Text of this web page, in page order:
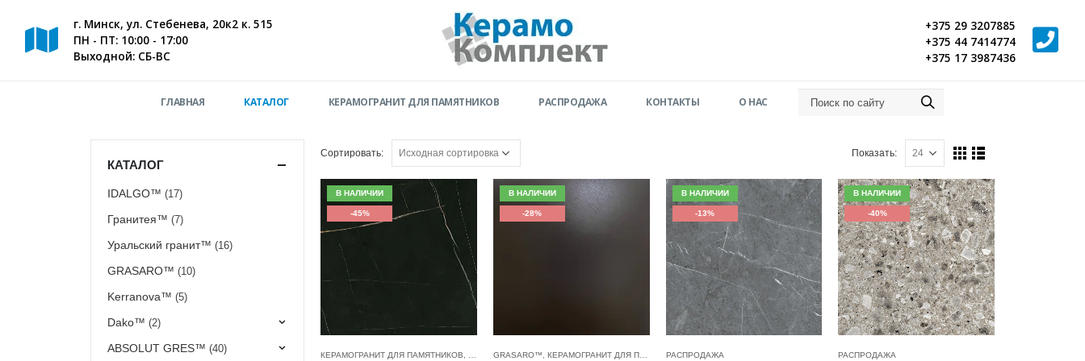
г. Минск, ул. Стебенева, 20к2 к. 515
ПН - ПТ: 10:00 - 17:00
Выходной: СБ-ВС
+375 29 3207885
+375 44 7414774
+375 17 3987436
ГЛАВНАЯ КАТАЛОГ КЕРАМОГРАНИТ ДЛЯ ПАМЯТНИКОВ РАСПРОДАЖА КОНТАКТЫ О НАС
Сортировать: Показать:
В НАЛИЧИИ
-45%
КЕРАМОГРАНИТ ДЛЯ ПАМЯТНИКОВ РАСПРОДАЖА
В НАЛИЧИИ
-28%
GRASARO™ КЕРАМОГРАНИТ ДЛЯ ПАМЯТНИКОВ ,РАСПРОДАЖА
В НАЛИЧИИ
-13%
РАСПРОДАЖА
В НАЛИЧИИ
-40%
РАСПРОДАЖА
КАТАЛОГ
IDALGO™ (17)
Гранитея™ (7)
Уральский гранит™ (16)
GRASARO™ (10)
Kerranova™ (5)
Dako™ (2)
ABSOLUT GRES™ (40)